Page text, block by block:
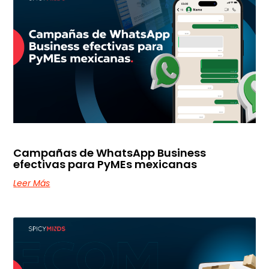
Campañas de WhatsApp Business
efectivas para PyMEs mexicanas
Leer Más